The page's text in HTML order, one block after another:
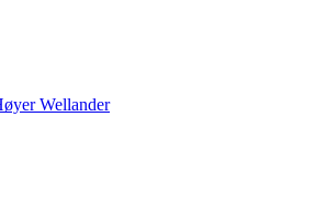
Wellander